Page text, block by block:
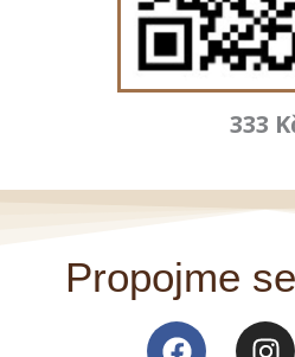
333
Propojme
Facebook